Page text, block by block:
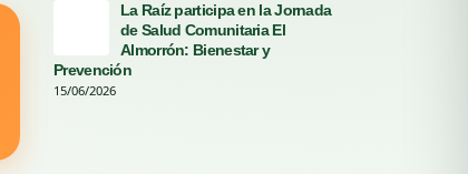
La Raíz participa en la Jornada
de Salud Comunitaria El
Almorrón: Bienestar y
Prevención
15/06/2026